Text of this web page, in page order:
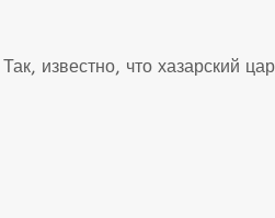
известно, что хазарский